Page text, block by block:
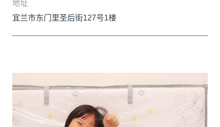
宜兰市东门里圣后街127号1楼